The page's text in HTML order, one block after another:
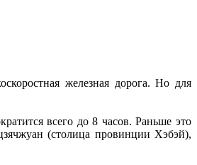
железная дорога. Но для
всего до 8 часов. Раньше это
(столица провинции Хэбэй),